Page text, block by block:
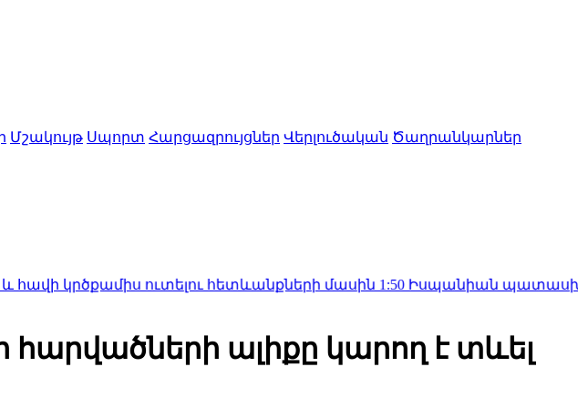
Մշակույթ Սպորտ Հարցազրույցներ Վերլուծական Ծաղրանկարներ
ուտելու հետևանքների մասին1:50Իսպանիան պատասխան
հարվածների ալիքը կարող է տևել